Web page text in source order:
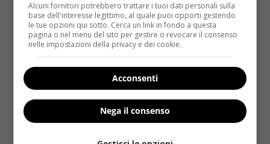
Fatti in casa Primo Piano
Alcuni fornitori potrebbero trattare i tuoi dati personali sulla
base dell'interesse legittimo, al quale puoi opporti gestendo
le tue opzioni qui sotto. Cerca un link in fondo a questa
pagina o nel menu del sito per gestire o revocare il consenso
nelle impostazioni della privacy e dei cookie.
Acconsenti
Nega il consenso